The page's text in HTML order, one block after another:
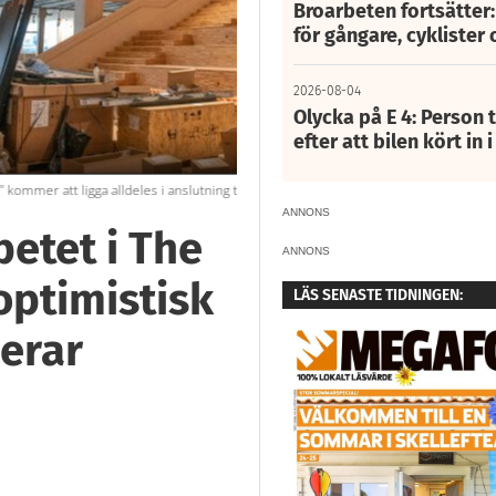
2av12
entré. "Känn på träet, det ger verkligen en speciell
i The
Broarbeten
för gångare, cyklister
2026-08-04
Olycka på E 4:
efter att bilen kört in
ANNONS
ANNONS
LÄS SENASTE TIDNINGEN: